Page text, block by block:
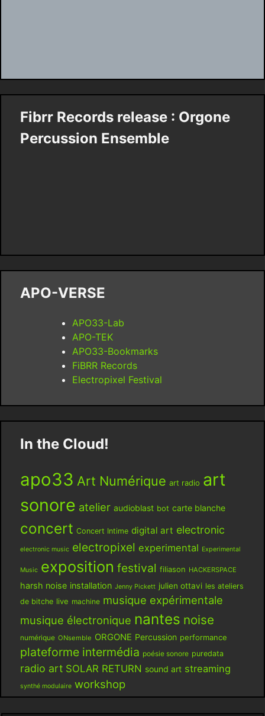
Fibrr Records release : Orgone
Percussion Ensemble
APO-VERSE
APO33-Lab
APO-TEK
APO33-Bookmarks
FiBRR Records
Electropixel Festival
In the Cloud!
apo33 Art Numérique art radio art
sonore atelier audioblast bot carte blanche
concert Concert Intime digital art electronic
electronic music electropixel experimental Experimental
Music exposition festival filiason HACKERSPACE
harsh noise installation Jenny Pickett julien ottavi les ateliers
de bitche live machine musique expérimentale
musique électronique nantes noise
numérique ONsemble ORGONE Percussion performance
plateforme intermédia poésie sonore puredata
radio art SOLAR RETURN sound art streaming
synthé modulaire workshop